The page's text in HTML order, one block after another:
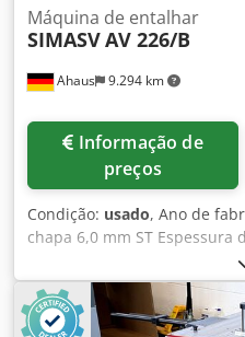
Ahaus 9.294 km
Máquina de entalhar
SIMASVAV 226/B
preços
Condição: usado, Ano de
chapa 6,0 mm ST Espessura
4,0 mm Espessura da chapa
de - a 30 - 140 graus Mesa:
lâmina 220 x 220 mm curso
1150 mm potência total 3,0